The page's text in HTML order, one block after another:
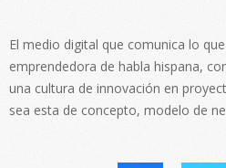
El medio digital que comunica lo
emprendedora de habla hispana,
una cultura de innovación en
sea esta de concepto, modelo de